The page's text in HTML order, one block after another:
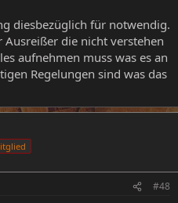
diesbezüglich für notwendig.
die nicht verstehen
aufnehmen muss was es an
Regelungen sind was das
#48